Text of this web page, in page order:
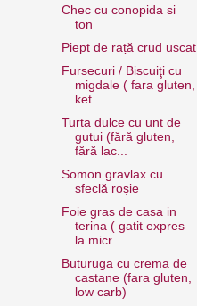
Chec cu conopida si
ton
Piept de rață crud uscat
Fursecuri / Biscuiţi cu
migdale ( fara gluten,
ket...
Turta dulce cu unt de
gutui (fără gluten,
fără lac...
Somon gravlax cu
sfeclă roșie
Foie gras de casa in
terina ( gatit expres
la micr...
Buturuga cu crema de
castane (fara gluten,
low carb)